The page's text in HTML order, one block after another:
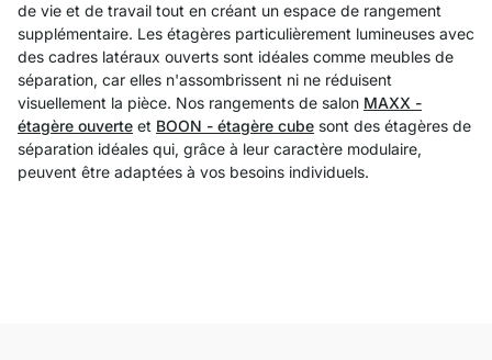
de vie et de travail tout en créant un espace de rangement
supplémentaire. Les étagères particulièrement lumineuses avec
des cadres latéraux ouverts sont idéales comme meubles de
séparation, car elles n'assombrissent ni ne réduisent
visuellement la pièce. Nos rangements de salon MAXX -
étagère ouverte et BOON - étagère cube sont des étagères de
séparation idéales qui, grâce à leur caractère modulaire,
peuvent être adaptées à vos besoins individuels.